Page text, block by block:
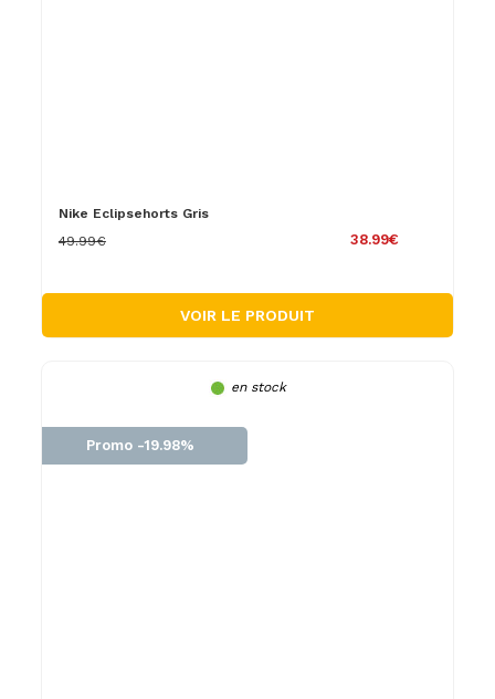
Nike Eclipsehorts Gris
38.99€
49.99€
VOIR LE PRODUIT
en stock
Promo -19.98%